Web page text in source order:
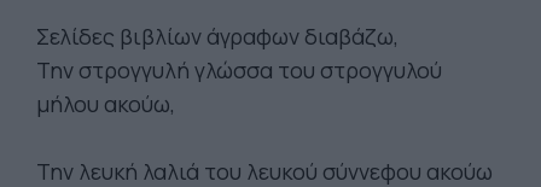
Σελίδες βιβλίων άγραφων διαβάζω,
Την στρογγυλή γλώσσα του στρογγυλού
μήλου ακούω,
Την λευκή λαλιά του λευκού σύννεφου ακούω